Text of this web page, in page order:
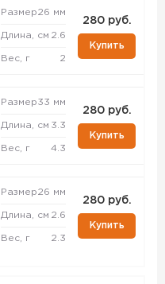
Размер26 мм
Длина, см 2.6
Вес, г 2
280 руб.
Купить
Размер33 мм
Длина, см 3.3
Вес, г 4.3
280 руб.
Купить
Размер26 мм
Длина, см 2.6
Вес, г 2.3
280 руб.
Купить